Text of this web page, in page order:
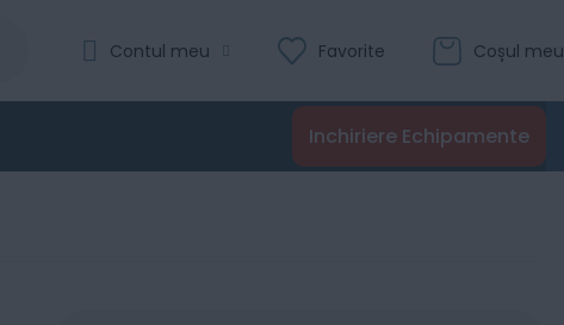
Coșul meu
Favorite
Contul meu
Inchiriere Echipamente
Evaluare:
100
% of 100
1 Recenzie
Adaugă în coș